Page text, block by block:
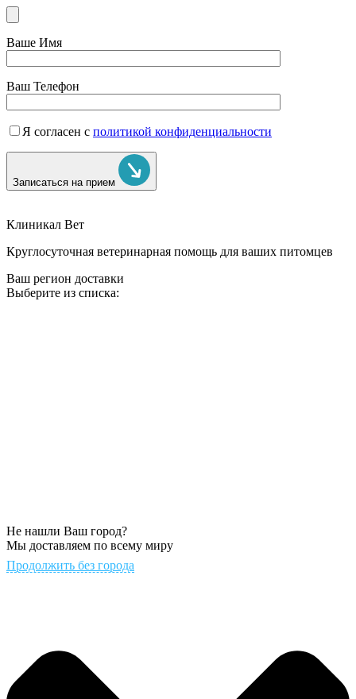
Ваше Имя
Ваш Телефон
Я согласен с политикой конфиденциальности
Записаться на прием
Клиникал Вет
Круглосуточная ветеринарная помощь для ваших питомцев
Ваш регион доставки
Выберите из списка:
Не нашли Ваш город?
Мы доставляем по всему миру
Продолжить без города